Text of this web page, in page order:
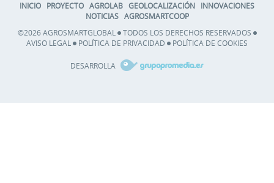
INICIO PROYECTO AGROLAB GEOLOCALIZACIÓN
INNOVACIONES
NOTICIAS AGROSMARTCOOP
©2026 AGROSMARTGLOBAL
TODOS LOS DERECHOS RESERVADOS
AVISO LEGAL
POLÍTICA DE PRIVACIDAD POLÍTICA DE COOKIES
DESARROLLA